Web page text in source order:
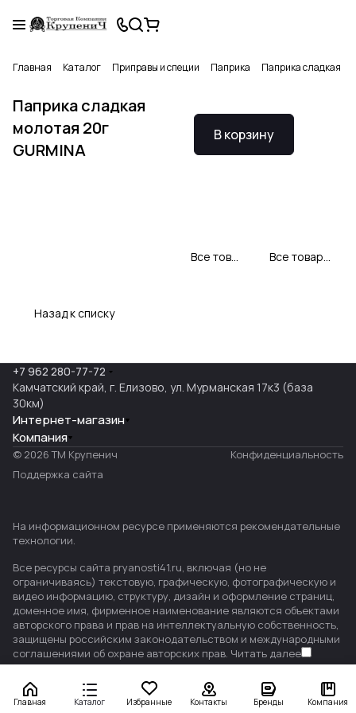
Главная Каталог Приправы и специи Паприка Паприка сладкая
Паприка сладкая
молотая 20г
GURMINA
В корзину
Все товары Gurmina Все товары категории
Назад к списку
Главная Каталог Избранные Контакты Бренды Компания
+7 962 280-77-72
Камчатский край, г. Елизово, ул. Мурманская 17к3 (база
30км)
Интернет-магазин
Компания
© 2026 ТМ Крупенич
Конфиденциальность
Поддержка сайта
На информационном ресурсе применяются рекомендательные
технологии.
Все ресурсы сайта pryanosti41.ru, включая (но не
ограничиваясь) текстовую, графическую, фотографическую и
видео информацию, структуру, дизайн и оформление страниц,
доменное имя, фирменное наименование являются объектами
авторского права и прав на интеллектуальную собственность,
защищены российским законодательством и международными
соглашениями об охране авторских прав. Читать далее